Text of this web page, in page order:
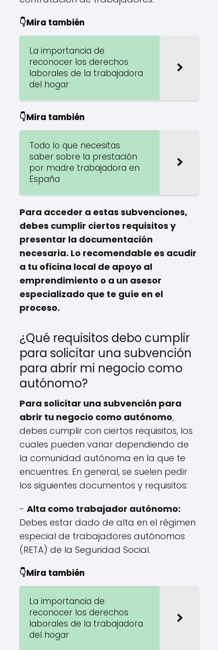
👇Mira también
La importancia de
reconocer los derechos
laborales de la trabajadora
del hogar
👇Mira también
Todo lo que necesitas
saber sobre la prestación
por madre trabajadora en
España
Para acceder a estas subvenciones,
debes cumplir ciertos requisitos y
presentar la documentación
necesaria. Lo recomendable es acudir
a tu oficina local de apoyo al
emprendimiento o a un asesor
especializado que te guíe en el
proceso.
¿Qué requisitos debo cumplir
para solicitar una subvención
para abrir mi negocio como
autónomo?
Para solicitar una subvención para
abrir tu negocio como autónomo,
debes cumplir con ciertos requisitos, los
cuales pueden variar dependiendo de
la comunidad autónoma en la que te
encuentres. En general, se suelen pedir
los siguientes documentos y requisitos:
- Alta como trabajador autónomo:
Debes estar dado de alta en el régimen
especial de trabajadores autónomos
(RETA) de la Seguridad Social.
👇Mira también
La importancia de
reconocer los derechos
laborales de la trabajadora
del hogar